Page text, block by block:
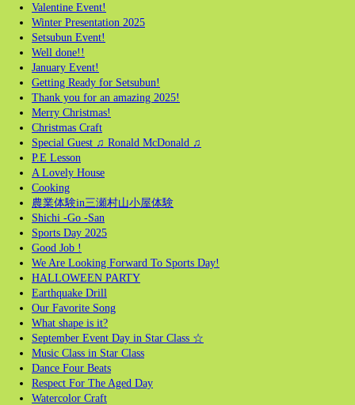
Valentine Event!
Winter Presentation 2025
Setsubun Event!
Well done!!
January Event!
Getting Ready for Setsubun!
Thank you for an amazing 2025!
Merry Christmas!
Christmas Craft
Special Guest ♫ Ronald McDonald ♫
P.E Lesson
A Lovely House
Cooking
農業体験in三瀬村山小屋体験
Shichi -Go -San
Sports Day 2025
Good Job !
We Are Looking Forward To Sports Day!
HALLOWEEN PARTY
Earthquake Drill
Our Favorite Song
What shape is it?
September Event Day in Star Class ☆
Music Class in Star Class
Dance Four Beats
Respect For The Aged Day
Watercolor Craft